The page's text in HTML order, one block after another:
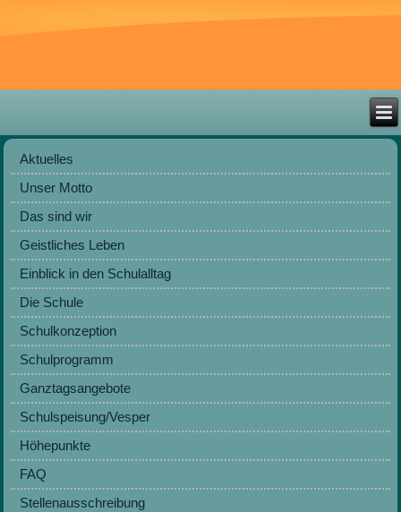
Aktuelles
Unser Motto
Das sind wir
Geistliches Leben
Einblick in den Schulalltag
Die Schule
Schulkonzeption
Schulprogramm
Ganztagsangebote
Schulspeisung/Vesper
Höhepunkte
FAQ
Stellenausschreibung